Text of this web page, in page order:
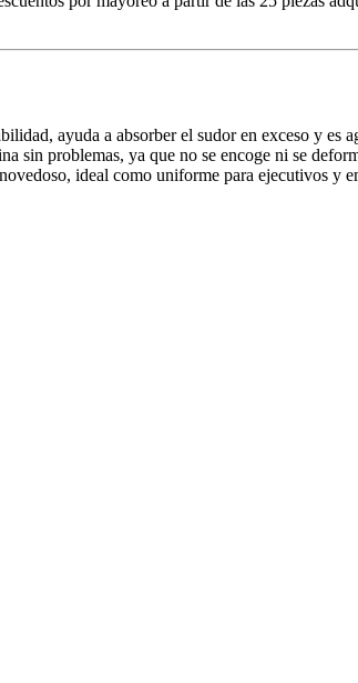
ayuda a absorber el sudor en exceso y es
sin problemas, ya que no se encoge ni se
ideal como uniforme para ejecutivos y